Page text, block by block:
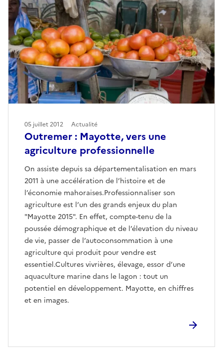
Outremer : Mayotte, vers une
agriculture professionnelle
On assiste depuis sa départementalisation en mars
2011 à une accélération de l’histoire et de
l’économie mahoraises.Professionnaliser son
agriculture est l’un des grands enjeux du plan
"Mayotte 2015". En effet, compte-tenu de la
poussée démographique et de l’élevation du niveau
de vie, passer de l’autoconsommation à une
agriculture qui produit pour vendre est
essentiel.Cultures vivrières, élevage, essor d’une
aquaculture marine dans le lagon : tout un
potentiel en développement. Mayotte, en chiffres
et en images.
05 juillet 2012 Actualité